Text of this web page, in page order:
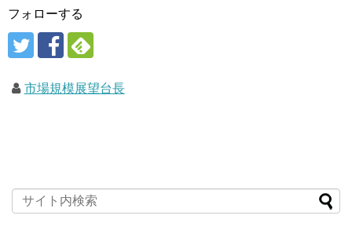
フォローする
市場規模展望台長